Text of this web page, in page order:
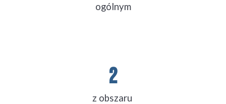
ogólnym
2
z obszaru